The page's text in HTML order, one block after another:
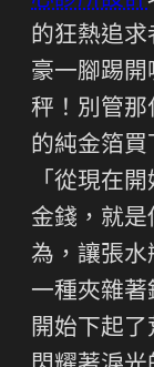
的狂熱追
豪一腳踢
秤！別管那
的純金箔買
「從現在
金錢，就是
為，讓張水
一種夾雜
開始下起